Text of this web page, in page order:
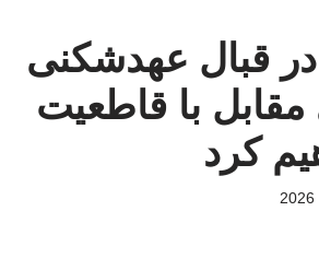
قبال عهدشکنی
با قاطعیت
کرد